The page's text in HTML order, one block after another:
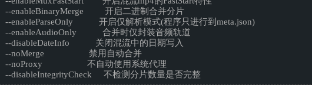
--enableBinaryMerge 开启二进制合并分片
--enableParseOnly 开启仅解析模式(程序只进行到meta.json)
--enableAudioOnly 合并时仅封装音频轨道
--disableDateInfo 关闭混流中的日期写入
--noMerge 禁用自动合并
--noProxy 不自动使用系统代理
--disableIntegrityCheck 不检测分片数量是否完整